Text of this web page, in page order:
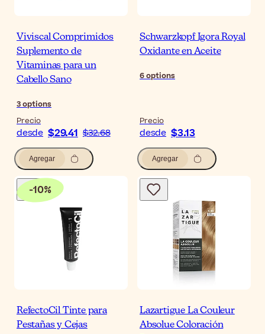
Viviscal Comprimidos
Suplemento de
Vitaminas para un
Cabello Sano
3options
Precio
desde $29.41 $32.68
Agregar
Schwarzkopf Igora Royal
Oxidante en Aceite
6options
Precio
desde $3.13
Agregar
-10%
RefectoCil Tinte para
Pestañas y Cejas
Lazartigue La Couleur
Absolue Coloración